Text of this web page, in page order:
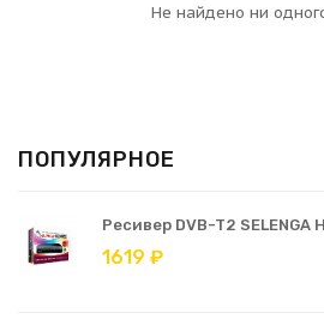
Не найдено ни
ПОПУЛЯРНОЕ
Ресивер DVB-T2 SELENGA
1619 ₽